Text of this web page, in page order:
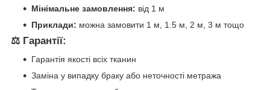
Мінімальне замовлення: від 1 м
Приклади: можна замовити 1 м, 1.5 м, 2 м, 3 м тощо
⚖️ Гарантії:
Гарантія якості всіх тканин
Заміна у випадку браку або неточності метража